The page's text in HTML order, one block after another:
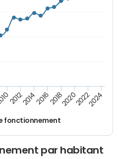
fonctionnement
2012201420162018202020222024
par habitant